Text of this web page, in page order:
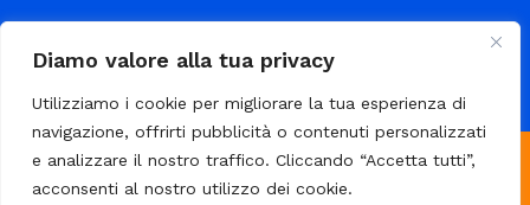
Diamo valore alla tua privacy
Utilizziamo i cookie per migliorare la tua esperienza di
navigazione, offrirti pubblicità o contenuti personalizzati
e analizzare il nostro traffico. Cliccando “Accetta tutti”,
acconsenti al nostro utilizzo dei cookie.